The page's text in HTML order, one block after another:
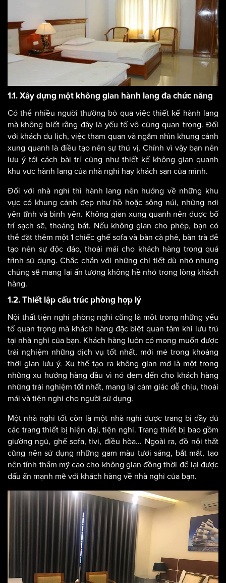
1.1. Xây dựng một không gian hành lang đa chức năng
Có thể nhiều người thường bỏ qua việc thiết kế hành lang
mà không biết rằng đây là yếu tố vô cùng quan trọng. Đối
với khách du lịch, việc tham quan và ngắm nhìn khung cảnh
xung quanh là điều tạo nên sự thú vị. Chính vì vậy bạn nên
lưu ý tới cách bài trí cũng như thiết kế không gian quanh
khu vực hành lang của nhà nghỉ hay khách sạn của mình.
Đối với nhà nghỉ thì hành lang nên hướng về những khu
vực có khung cảnh đẹp như hồ hoặc sông núi, những nơi
yên tĩnh và bình yên. Không gian xung quanh nên được bố
trí sạch sẽ, thoáng bát. Nếu không gian cho phép, bạn có
thể đặt thêm một 1 chiếc ghế sofa và bàn cà phê, bàn trà để
tạo nên sự độc đáo, thoải mái cho khách hàng trong quá
trình sử dụng. Chắc chắn với những chi tiết dù nhỏ nhưng
chúng sẽ mang lại ấn tượng không hề nhỏ trong lòng khách
hàng.
1.2. Thiết lập cấu trúc phòng hợp lý
Nội thất tiện nghi phòng nghỉ cũng là một trong những yếu
tố quan trọng mà khách hàng đặc biệt quan tâm khi lưu trú
tại nhà nghỉ của bạn. Khách hàng luôn có mong muốn được
trải nghiệm những dịch vụ tốt nhất, mới mẻ trong khoảng
thời gian lưu ý. Xu thế tạo ra không gian mở là một trong
những xu hướng hàng đầu vì nó đem đến cho khách hàng
những trải nghiệm tốt nhất, mang lại cảm giác dễ chịu, thoải
mái và tiện nghi cho người sử dụng.
Một nhà nghỉ tốt còn là một nhà nghỉ được trang bị đầy đủ
các trang thiết bị hiện đại, tiện nghi. Trang thiết bị bao gồm
giường ngủ, ghế sofa, tivi, điều hòa... Ngoài ra, đồ nội thất
cũng nên sử dụng những gam màu tươi sáng, bắt mắt, tạo
nên tính thẩm mỹ cao cho không gian đồng thời để lại được
dấu ấn mạnh mẽ với khách hàng về nhà nghỉ của bạn.